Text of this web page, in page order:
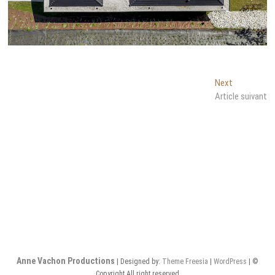
NextNext
post:
Article suivant
Anne Vachon Productions | Designed by: Theme Freesia |WordPress
| ©